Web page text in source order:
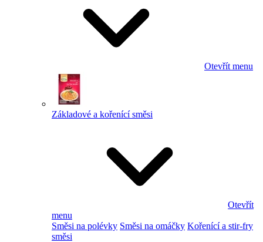
Otevřít menu
Základové a kořenící směsi
Otevřít
menu
Směsi na polévky Směsi na omáčky Kořenící a stir-fry
směsi